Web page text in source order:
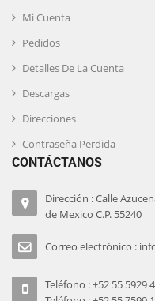
Mi Cuenta
Pedidos
Detalles De La Cuenta
Descargas
Direcciones
Contraseña Perdida
CONTÁCTANOS
Dirección : Calle
de Mexico C.P. 55240
Correo electrónico :
Teléfono : +52 55 5929